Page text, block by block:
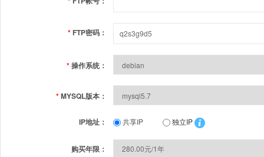
* FTP密码：
*操作系统：
*MYSQL版本：
IP地址： 共享IP 独立IP
购买年限：